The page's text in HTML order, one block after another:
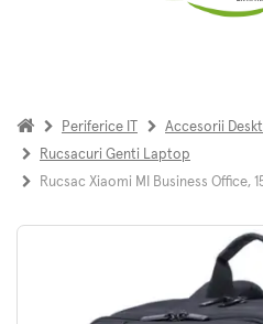
Periferice IT
Accesorii
Rucsacuri Genti Laptop
Rucsac Xiaomi MI Business Office,